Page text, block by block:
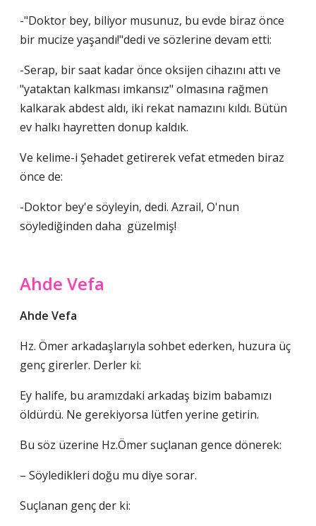
-"Doktor bey, biliyor musunuz, bu evde biraz önce
bir mucize yaşandı!"dedi ve sözlerine devam etti:
-Serap, bir saat kadar önce oksijen cihazını attı ve
"yataktan kalkması imkansız" olmasına rağmen
kalkarak abdest aldı, iki rekat namazını kıldı. Bütün
ev halkı hayretten donup kaldık.
Ve kelime-i Şehadet getirerek vefat etmeden biraz
önce de:
-Doktor bey'e söyleyin, dedi. Azrail, O'nun
söylediğinden daha güzelmiş!
Ahde Vefa
Ahde Vefa
Hz. Ömer arkadaşlarıyla sohbet ederken, huzura üç
genç girerler. Derler ki:
Ey halife, bu aramızdaki arkadaş bizim babamızı
öldürdü. Ne gerekiyorsa lütfen yerine getirin.
Bu söz üzerine Hz.Ömer suçlanan gence dönerek:
– Söyledikleri doğu mu diye sorar.
Suçlanan genç der ki: